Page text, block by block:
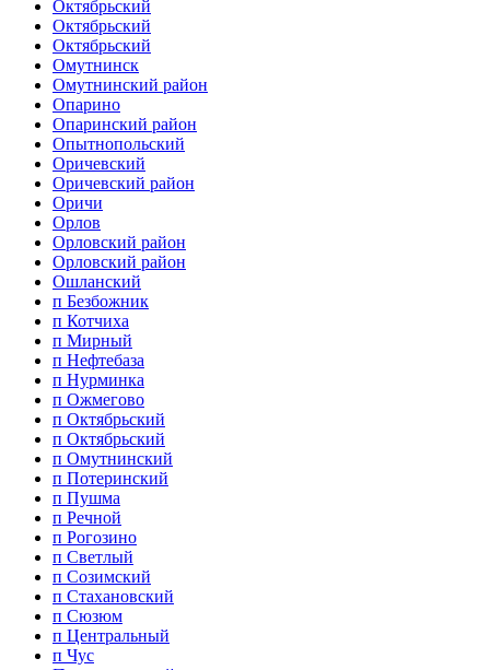
Октябрьский
Октябрьский
Октябрьский
Омутнинск
Омутнинский район
Опарино
Опаринский район
Опытнопольский
Оричевский
Оричевский район
Оричи
Орлов
Орловский район
Орловский район
Ошланский
п Безбожник
п Котчиха
п Мирный
п Нефтебаза
п Нурминка
п Ожмегово
п Октябрьский
п Октябрьский
п Омутнинский
п Потеринский
п Пушма
п Речной
п Рогозино
п Светлый
п Созимский
п Стахановский
п Сюзюм
п Центральный
п Чус